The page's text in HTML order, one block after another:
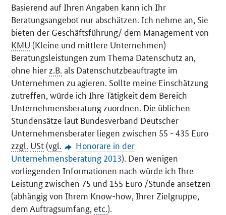
Basierend auf Ihren Angaben kann ich Ihr
Beratungsangebot nur abschätzen. Ich nehme an, Sie
bieten der Geschäftsführung/ dem Management von
KMU (Kleine und mittlere Unternehmen)
Beratungsleistungen zum Thema Datenschutz an,
ohne hier z.B. als Datenschutzbeauftragte im
Unternehmen zu agieren. Sollte meine Einschätzung
zutreffen, würde ich Ihre Tätigkeit dem Bereich
Unternehmensberatung zuordnen. Die üblichen
Stundensätze laut Bundesverband Deutscher
Unternehmensberater liegen zwischen 55 - 435 Euro
zzgl. USt(vgl.
Honorare in der
Unternehmensberatung 2013). Den wenigen
vorliegenden Informationen nach würde ich Ihre
Leistung zwischen 75 und 155 Euro /Stunde ansetzen
(abhängig von Ihrem Know-how, Ihrer Zielgruppe,
dem Auftragsumfang, etc.).